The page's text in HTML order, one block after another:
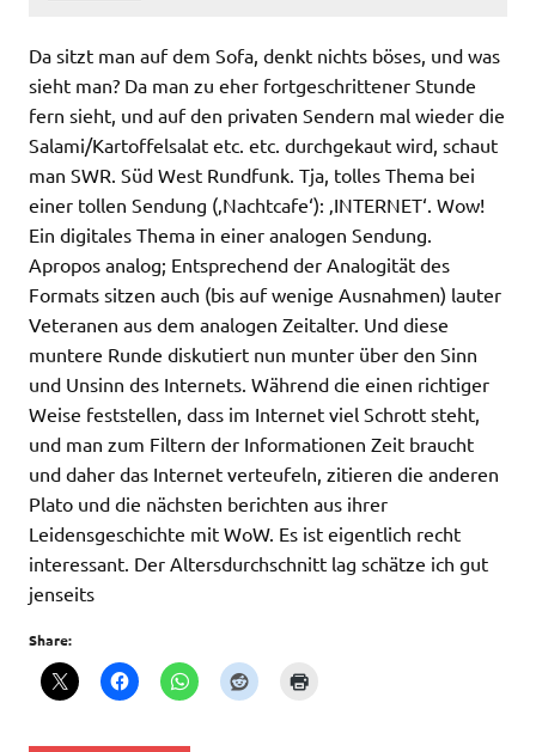
Da sitzt man auf dem Sofa, denkt nichts böses, und was
sieht man? Da man zu eher fortgeschrittener Stunde
fern sieht, und auf den privaten Sendern mal wieder die
Salami/Kartoffelsalat etc. etc. durchgekaut wird, schaut
man SWR. Süd West Rundfunk. Tja, tolles Thema bei
einer tollen Sendung (‚Nachtcafe‘): ‚INTERNET‘. Wow!
Ein digitales Thema in einer analogen Sendung.
Apropos analog; Entsprechend der Analogität des
Formats sitzen auch (bis auf wenige Ausnahmen) lauter
Veteranen aus dem analogen Zeitalter. Und diese
muntere Runde diskutiert nun munter über den Sinn
und Unsinn des Internets. Während die einen richtiger
Weise feststellen, dass im Internet viel Schrott steht,
und man zum Filtern der Informationen Zeit braucht
und daher das Internet verteufeln, zitieren die anderen
Plato und die nächsten berichten aus ihrer
Leidensgeschichte mit WoW. Es ist eigentlich recht
interessant. Der Altersdurchschnitt lag schätze ich gut
jenseits
Share: